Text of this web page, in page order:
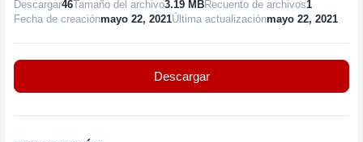
Descargar46Tamaño del archivo3.19 MBRecuento de archivos1
Fecha de creaciónmayo 22, 2021Última actualizaciónmayo 22, 2021
Descargar